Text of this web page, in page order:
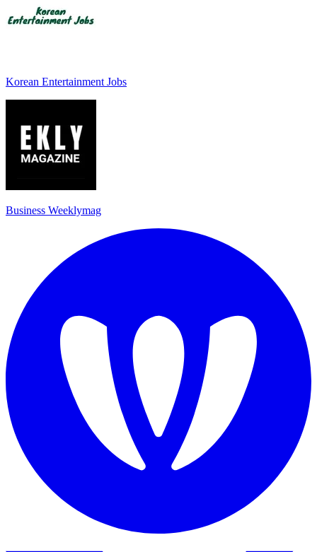
Korean Entertainment Jobs
Business Weeklymag